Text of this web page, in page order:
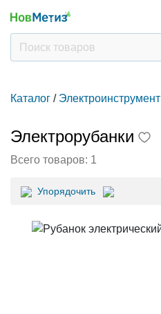
Каталог / Электроинструмент
Электрорубанки
Всего товаров: 1
Упорядочить